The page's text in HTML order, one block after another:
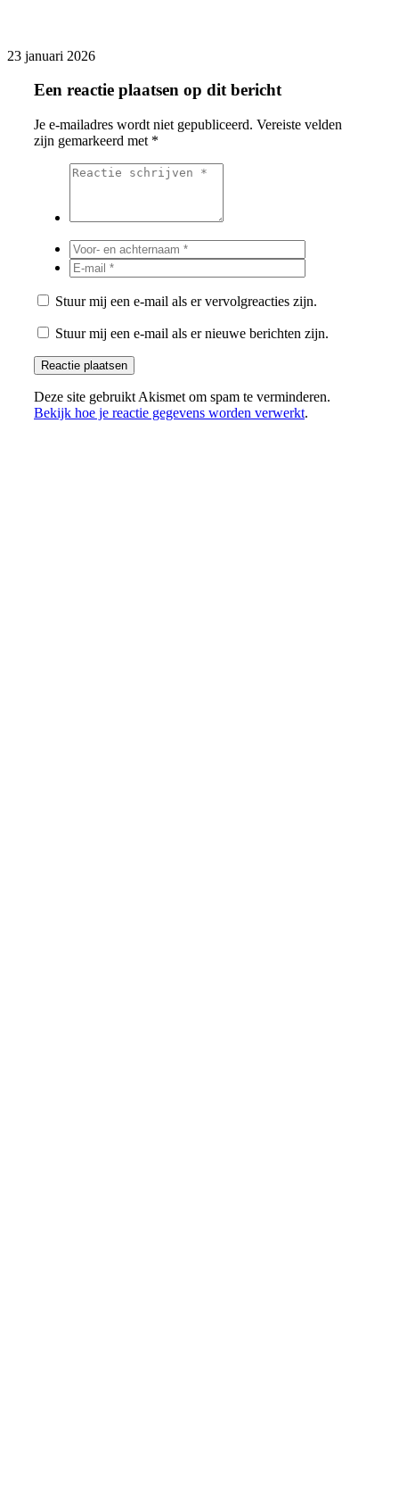
23 januari 2026
Een reactie plaatsen op dit bericht
Je e-mailadres wordt niet gepubliceerd. Vereiste velden
zijn gemarkeerd met *
Stuur mij een e-mail als er vervolgreacties zijn.
Stuur mij een e-mail als er nieuwe berichten zijn.
Deze site gebruikt Akismet om spam te verminderen.
Bekijk hoe je reactie gegevens worden verwerkt.